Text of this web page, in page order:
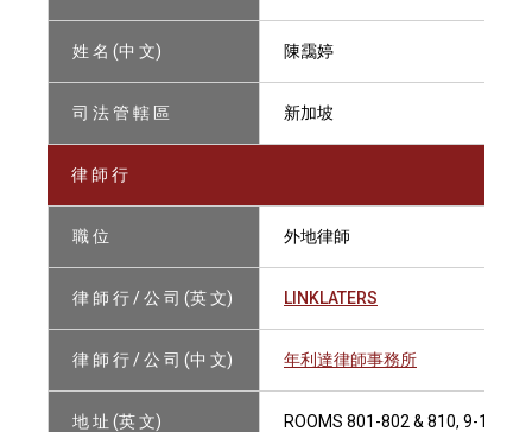
姓 名 (中 文) 陳靄婷
司 法 管 轄 區 新加坡
律 師 行
職 位 外地律師
律 師 行 / 公 司 (英 文) LINKLATERS
律 師 行 / 公 司 (中 文) 年利達律師事務所
地 址 (英 文) ROOMS 801-802 & 810, 9-12/F,